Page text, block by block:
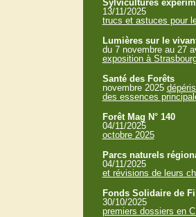
Sylvicultures
13/11/2025
trucs et astuces pour
Lumières sur le
du 7 novembre au 27
exposition à
Santé des Forêts
novembre 2025
des essences
Forêt Mag N° 140
04/11/2025
octobre 2025
Parcs naturels
04/11/2025
et révisions de leurs
Fonds Solidaire de
30/10/2025
premiers dossiers en